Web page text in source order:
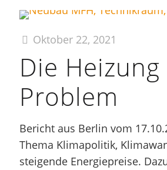
Oktober 22, 2021
Die
Problem
Bericht aus Berlin vom
Thema Klimapolitik,
steigende Energiepreise.